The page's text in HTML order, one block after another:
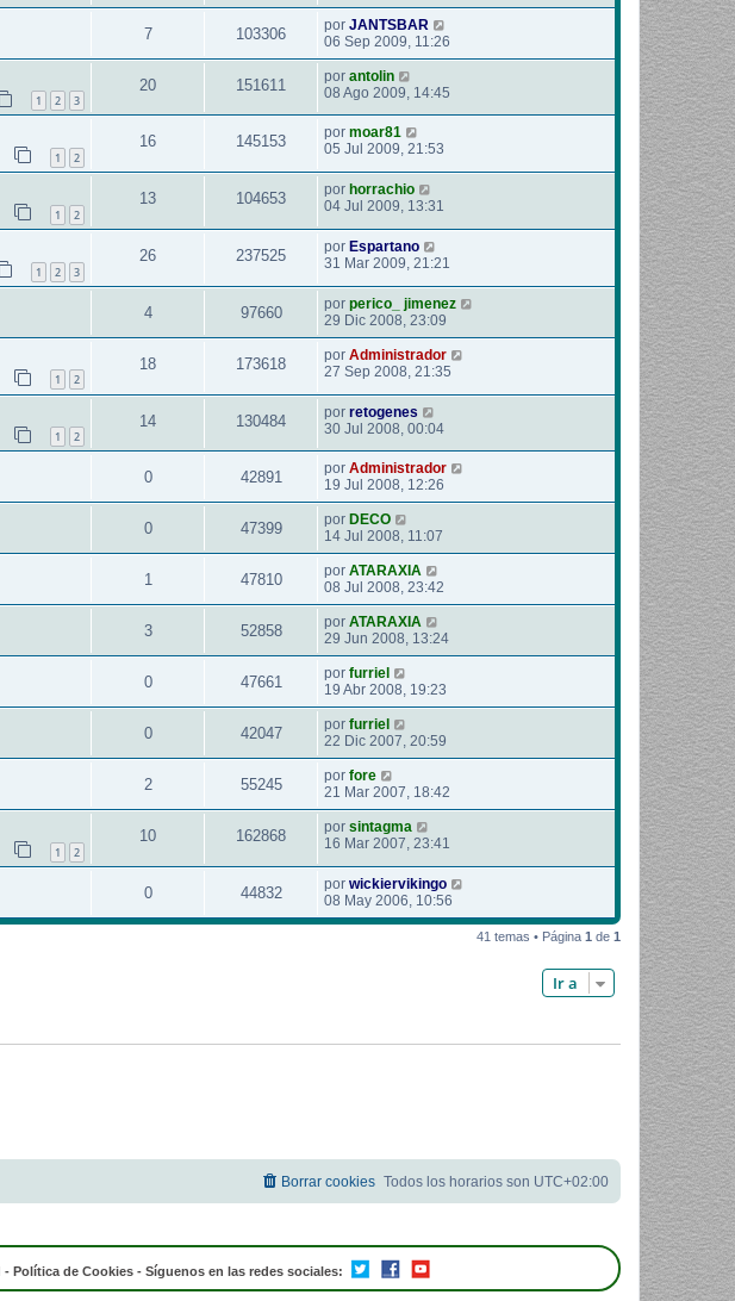
7 103306 por JANTSBAR
06 Sep 2009, 11:26
1 2 3
20 151611 por antolin
08 Ago 2009, 14:45
1 2
16 145153 por moar81
05 Jul 2009, 21:53
1 2
13 104653 por horrachio
04 Jul 2009, 13:31
1 2 3
26 237525 por Espartano
31 Mar 2009, 21:21
4 97660 por perico_ jimenez
29 Dic 2008, 23:09
1 2
18 173618 por Administrador
27 Sep 2008, 21:35
1 2
14 130484 por retogenes
30 Jul 2008, 00:04
0 42891 por Administrador
19 Jul 2008, 12:26
0 47399 por DECO
14 Jul 2008, 11:07
1 47810 por ATARAXIA
08 Jul 2008, 23:42
3 52858 por ATARAXIA
29 Jun 2008, 13:24
0 47661 por furriel
19 Abr 2008, 19:23
0 42047 por furriel
22 Dic 2007, 20:59
2 55245 por fore
21 Mar 2007, 18:42
1 2
10 162868 por sintagma
16 Mar 2007, 23:41
0 44832 por wickiervikingo
08 May 2006, 10:56
41 temas • Página 1 de 1
Ir a
Todos los horarios son UTC+02:00
Borrar cookies
- Política de Cookies - Síguenos en las redes sociales: